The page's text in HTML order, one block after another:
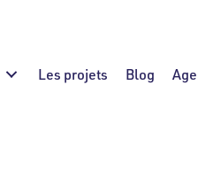
Les projets Blog